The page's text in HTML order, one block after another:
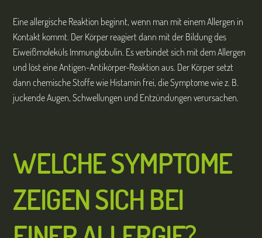
Eine allergische Reaktion beginnt, wenn man mit einem Allergen in
Kontakt kommt. Der Körper reagiert dann mit der Bildung des
Eiweißmoleküls Immunglobulin. Es verbindet sich mit dem Allergen
und löst eine Antigen-Antikörper-Reaktion aus. Der Körper setzt
dann chemische Stoffe wie Histamin frei, die Symptome wie z. B.
juckende Augen, Schwellungen und Entzündungen verursachen.
WELCHE SYMPTOME
ZEIGEN SICH BEI